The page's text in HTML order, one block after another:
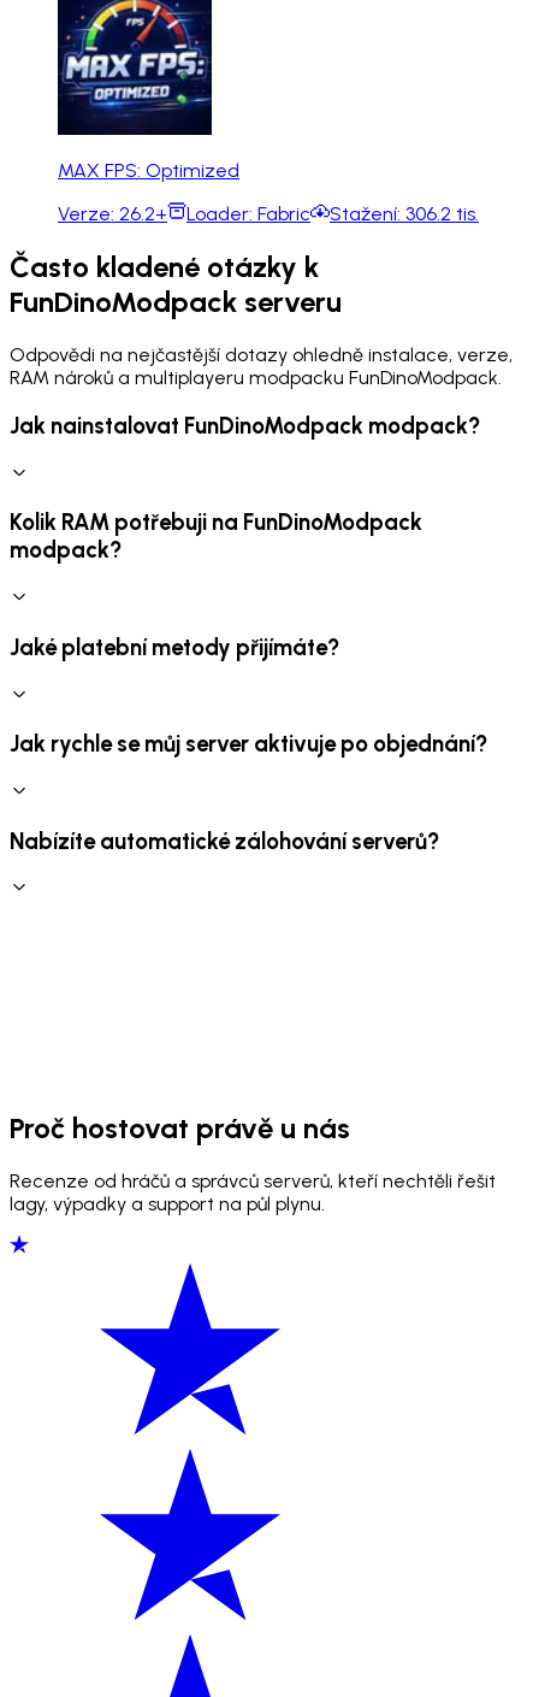
MAX FPS: Optimized
Verze: 26.2+ Loader: Fabric Stažení: 306.2 tis.
Často kladené otázky k
FunDinoModpack serveru
Odpovědi na nejčastější dotazy ohledně instalace, verze,
RAM nároků a multiplayeru modpacku FunDinoModpack.
Jak nainstalovat FunDinoModpack modpack?
Kolik RAM potřebuji na FunDinoModpack
modpack?
Jaké platební metody přijímáte?
Jak rychle se můj server aktivuje po objednání?
Nabízíte automatické zálohování serverů?
Proč hostovat právě u nás
Recenze od hráčů a správců serverů, kteří nechtěli řešit
lagy, výpadky a support na půl plynu.